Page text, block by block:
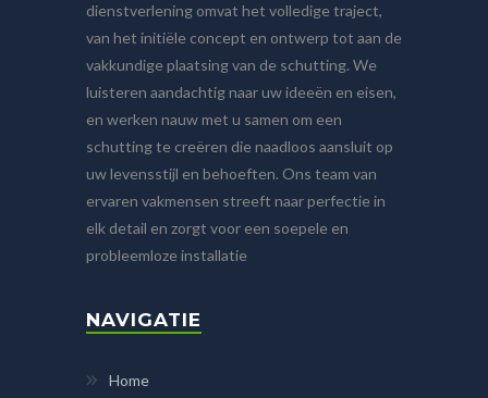
dienstverlening omvat het volledige traject,
van het initiële concept en ontwerp tot aan de
vakkundige plaatsing van de schutting. We
luisteren aandachtig naar uw ideeën en eisen,
en werken nauw met u samen om een
schutting te creëren die naadloos aansluit op
uw levensstijl en behoeften. Ons team van
ervaren vakmensen streeft naar perfectie in
elk detail en zorgt voor een soepele en
probleemloze installatie
NAVIGATIE
Home